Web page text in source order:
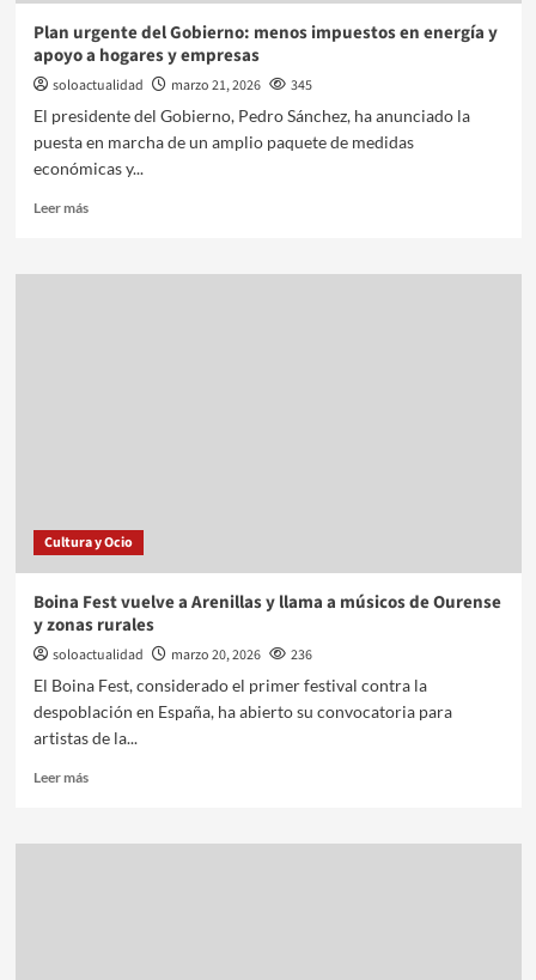
Plan urgente del Gobierno: menos impuestos en energía y
apoyo a hogares y empresas
soloactualidad marzo 21, 2026
345
El presidente del Gobierno, Pedro Sánchez, ha anunciado la
puesta en marcha de un amplio paquete de medidas
económicas y...
Leer más
Cultura y Ocio
Boina Fest vuelve a Arenillas y llama a músicos de Ourense
y zonas rurales
soloactualidad marzo 20, 2026
236
El Boina Fest, considerado el primer festival contra la
despoblación en España, ha abierto su convocatoria para
artistas de la...
Leer más